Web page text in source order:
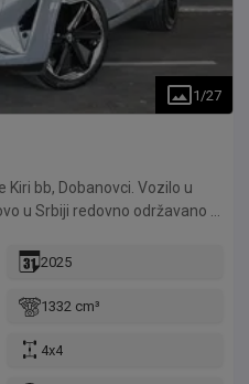
1 /27
bb, Dobanovci. Vozilo u
u Srbiji redovno održavano u
2025
1332 cm³
4x4